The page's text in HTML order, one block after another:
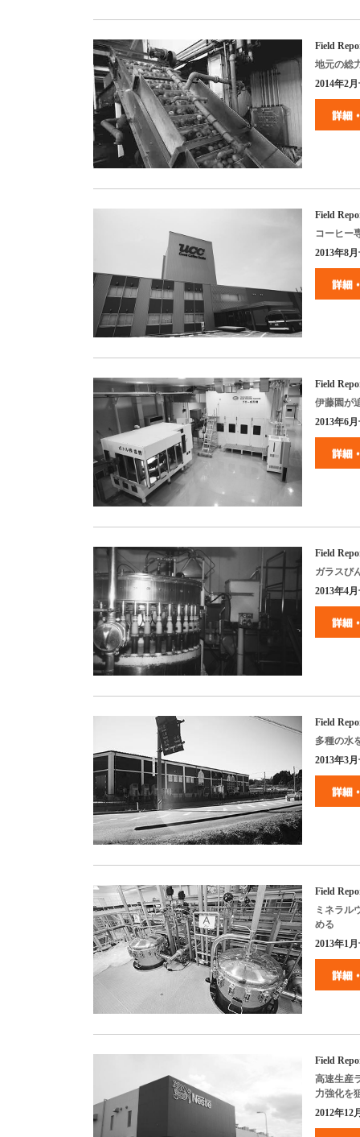
Field
地元の総
2014年2月
Field
コーヒー
2013年8月
Field
伊藤園が
2013年6月
Field
ガラスび
2013年4月
Field
多種の水
2013年3月
Field
ミネラル
める
2013年1月
Field
高速生産
力強化を
2012年12